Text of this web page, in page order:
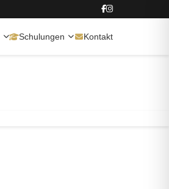
Schulungen Kontakt